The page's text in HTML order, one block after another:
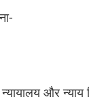
और